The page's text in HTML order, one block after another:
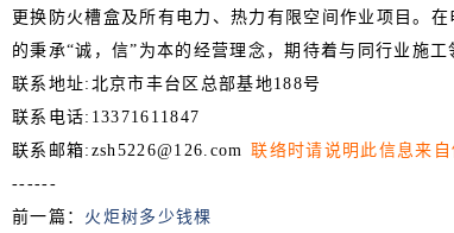
更换防火槽盒及所有电力、热力有限空间作业项目。
的秉承“诚，信”为本的经营理念，期待着与同行业施
联系地址:北京市丰台区总部基地188号
联系电话:13371611847
联系邮箱: zsh5226@126.com 联络时请说明此信息来自
------
前一篇： 火炬树多少钱棵